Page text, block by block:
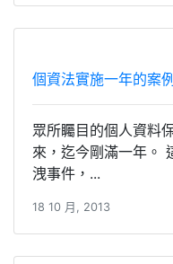
個資法實施一年的案
眾所矚目的個人資料
來，迄今剛滿一年。
洩事件，...
18 10 月, 2013